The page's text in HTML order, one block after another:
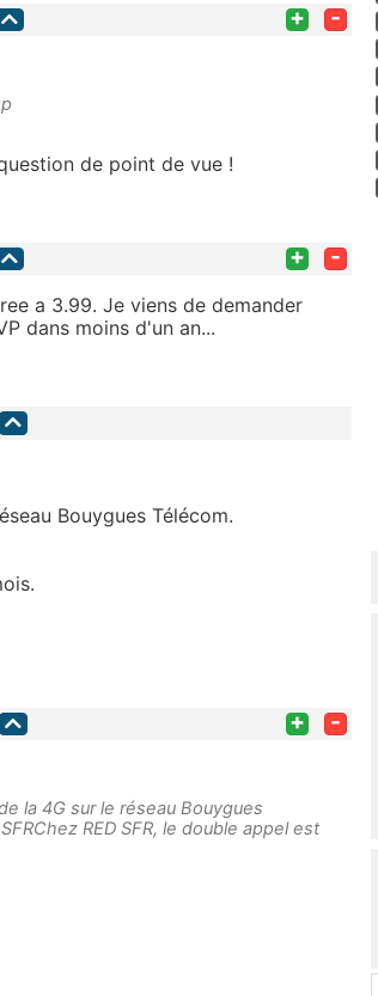
+ -
de point de vue !
+ -
a 3.99. Je viens de demander
dans moins d'un an...
Bouygues Télécom.
+ -
la 4G sur le réseau Bouygues
RED SFR, le double appel est